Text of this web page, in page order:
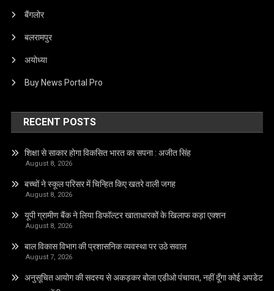
बैंगलोर
बलरामपुर
अयोध्या
Buy News Portal Pro
RECENT POSTS
शिक्षा से साकार होगा विकसित भारत का सपना : अजीत सिंह
August 8, 2026
बच्चों ने स्कूल परिसर में चिन्हित किए खतरे वाली जगह
August 8, 2026
यूपी ग्रामीण बैंक ने लिया डिफॉल्टर खाताधारकों के खिलाफ कड़ा एक्शन
August 8, 2026
बाल विकास विभाग की प्रशासनिक व्यवस्था पर उठे सवाल
August 7, 2026
अनुसूचित आयोग की सदस्य से अकड़कर बोला एडीओ पंचायत, नहीं दूँगा कोई अपडेट